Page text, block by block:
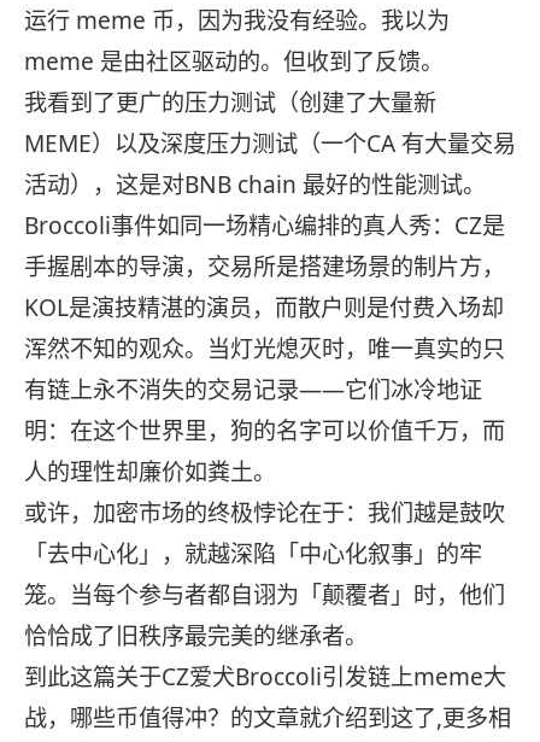
运行 meme 币，因为我没有经验。我以为
meme 是由社区驱动的。但收到了反馈。
我看到了更广的压力测试（创建了大量新
MEME）以及深度压力测试（一个CA 有大量交易
活动），这是对BNB chain 最好的性能测试。
Broccoli事件如同一场精心编排的真人秀：CZ是
手握剧本的导演，交易所是搭建场景的制片方，
KOL是演技精湛的演员，而散户则是付费入场却
浑然不知的观众。当灯光熄灭时，唯一真实的只
有链上永不消失的交易记录——它们冰冷地证
明：在这个世界里，狗的名字可以价值千万，而
人的理性却廉价如粪土。
或许，加密市场的终极悖论在于：我们越是鼓吹
「去中心化」，就越深陷「中心化叙事」的牢
笼。当每个参与者都自诩为「颠覆者」时，他们
恰恰成了旧秩序最完美的继承者。
到此这篇关于CZ爱犬Broccoli引发链上meme大
战，哪些币值得冲？的文章就介绍到这了,更多相